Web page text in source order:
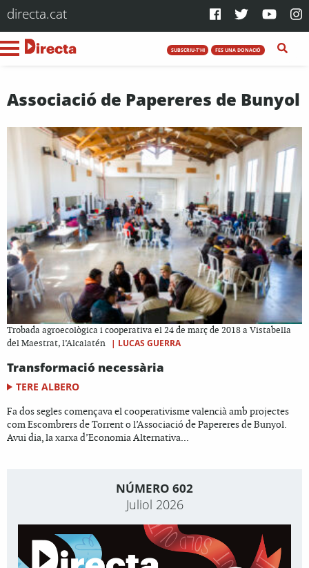
directa.cat
SUBSCRIU-T'HI FES UNA DONACIÓ
Associació de Papereres de Bunyol
Trobada agroecològica i cooperativa el 24 de març de 2018 a Vistabella
del Maestrat, l’Alcalatén
| LUCAS GUERRA
Transformació necessària
TERE ALBERO
Fa dos segles començava el cooperativisme valencià amb projectes
com Escombrers de Torrent o l’Associació de Papereres de Bunyol.
Avui dia, la xarxa d’Economia Alternativa...
NÚMERO 602
Juliol 2026